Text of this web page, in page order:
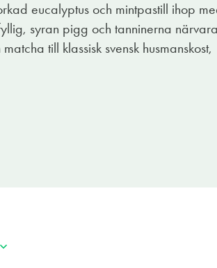
eucalyptus och mintpastill ihop
syran pigg och tanninerna
till klassisk svensk husmanskost,
brukar erbjuda. Här
stil. Mycket gott att dricka till
hundralappen, vilket är riktigt